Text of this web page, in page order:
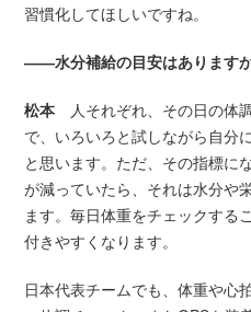
習慣化してほしいですね。
――水分補給の目安はありますか
松本 人それぞれ、その日の体
で、いろいろと試しながら自分
と思います。ただ、その指標に
が減っていたら、それは水分や
ます。毎日体重をチェックする
付きやすくなります。
日本代表チームでも、体重や心